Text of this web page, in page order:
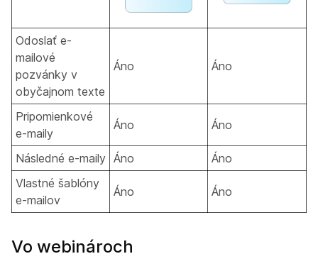
Odoslať e-
mailové
pozvánky v
obyčajnom texte
Áno Áno
Pripomienkové
e-maily
Áno Áno
Následné e-maily Áno
Áno
Vlastné šablóny
e-mailov
Áno Áno
Vo webinároch